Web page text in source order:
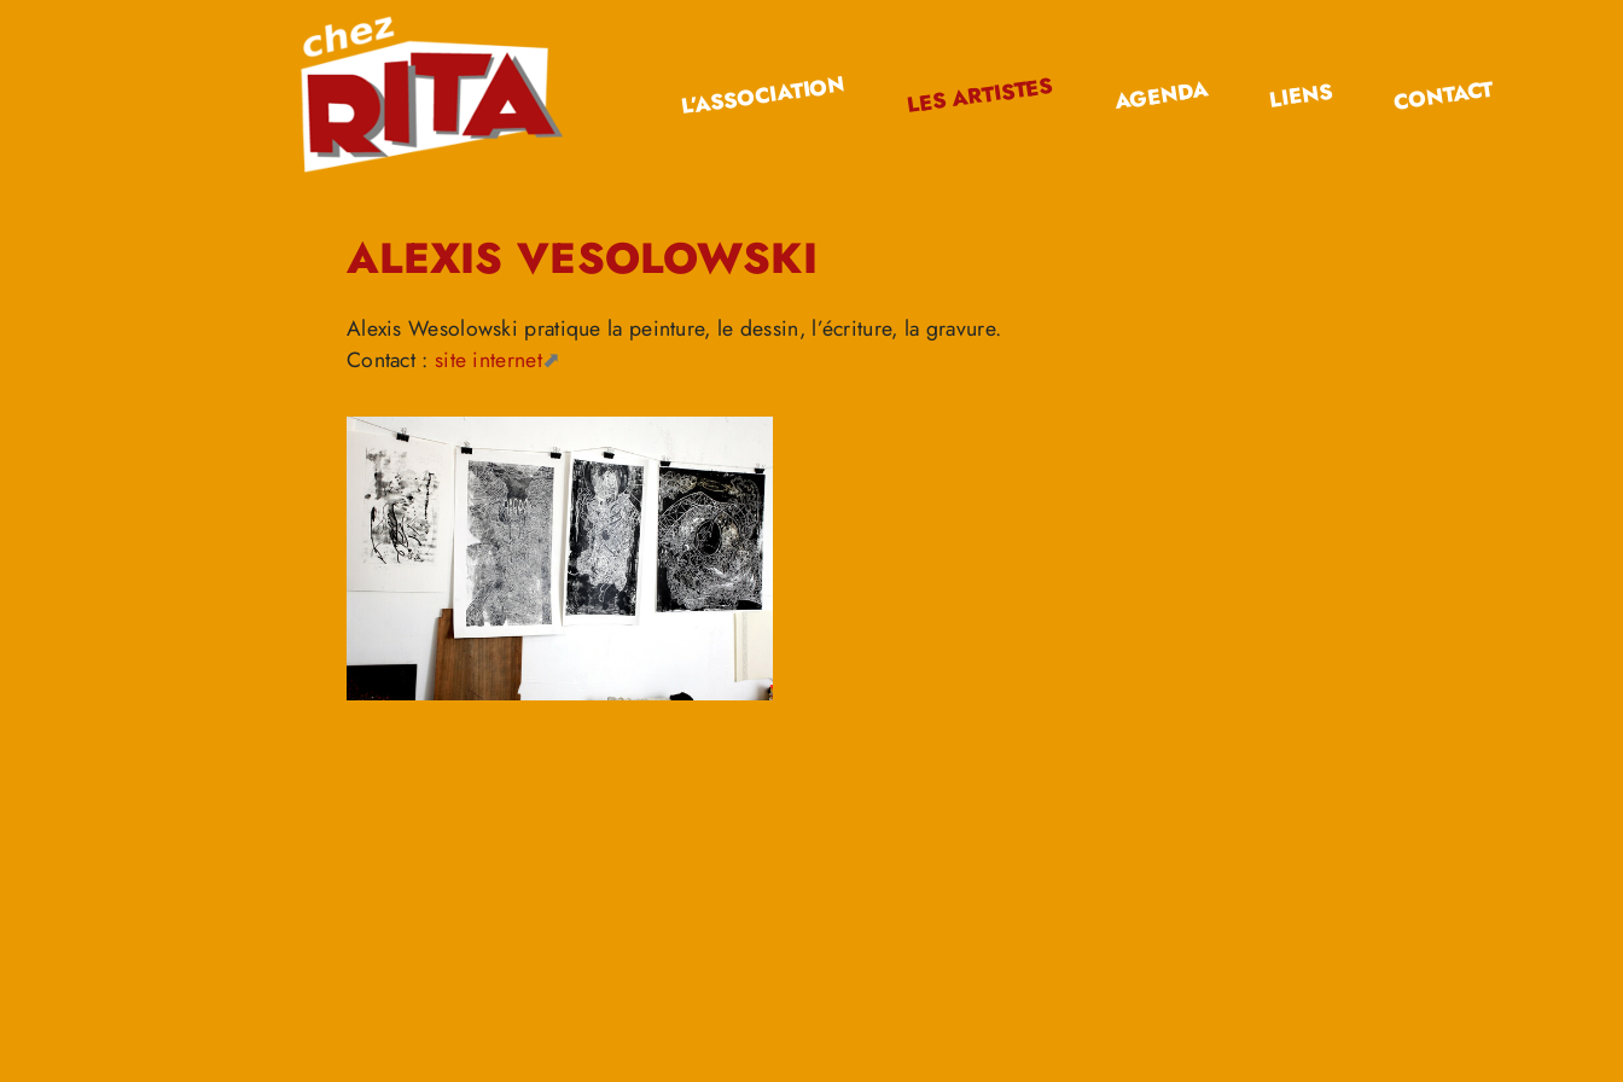
L’ASSOCIATION LES ARTISTES AGENDA LIENS CONTACT
ALEXIS VESOLOWSKI
Alexis Wesolowski pratique la peinture, le dessin, l’écriture, la gravure.
Contact : site internet